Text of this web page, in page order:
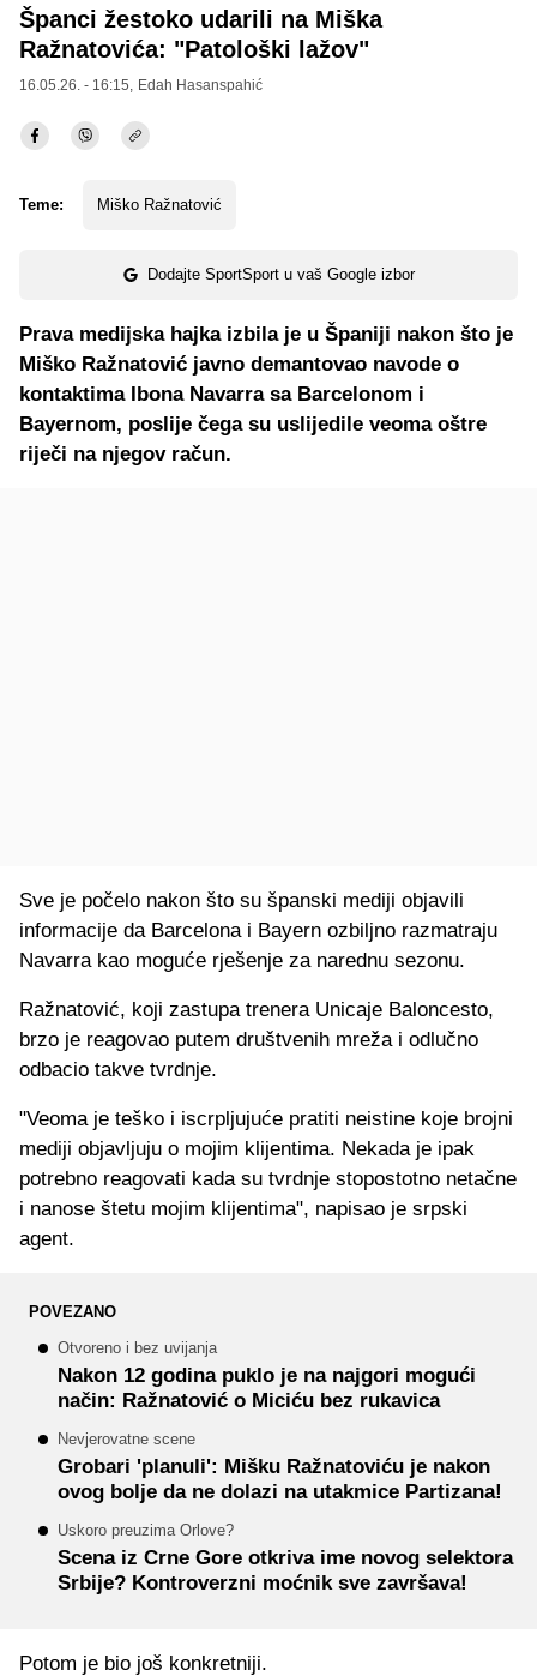
Španci žestoko udarili na Miška
Ražnatovića: "Patološki lažov"
16.05.26. - 16:15, Edah Hasanspahić
Teme: Miško Ražnatović
Dodajte SportSport u vaš Google izbor
Prava medijska hajka izbila je u Španiji nakon što je
Miško Ražnatović javno demantovao navode o
kontaktima Ibona Navarra sa Barcelonom i
Bayernom, poslije čega su uslijedile veoma oštre
riječi na njegov račun.
Sve je počelo nakon što su španski mediji objavili
informacije da Barcelona i Bayern ozbiljno razmatraju
Navarra kao moguće rješenje za narednu sezonu.
Ražnatović, koji zastupa trenera Unicaje Baloncesto,
brzo je reagovao putem društvenih mreža i odlučno
odbacio takve tvrdnje.
"Veoma je teško i iscrpljujuće pratiti neistine koje brojni
mediji objavljuju o mojim klijentima. Nekada je ipak
potrebno reagovati kada su tvrdnje stopostotno netačne
i nanose štetu mojim klijentima", napisao je srpski
agent.
POVEZANO
Otvoreno i bez uvijanja
Nakon 12 godina puklo je na najgori mogući
način: Ražnatović o Miciću bez rukavica
Nevjerovatne scene
Grobari 'planuli': Mišku Ražnatoviću je nakon
ovog bolje da ne dolazi na utakmice Partizana!
Uskoro preuzima Orlove?
Scena iz Crne Gore otkriva ime novog selektora
Srbije? Kontroverzni moćnik sve završava!
Potom je bio još konkretniji.